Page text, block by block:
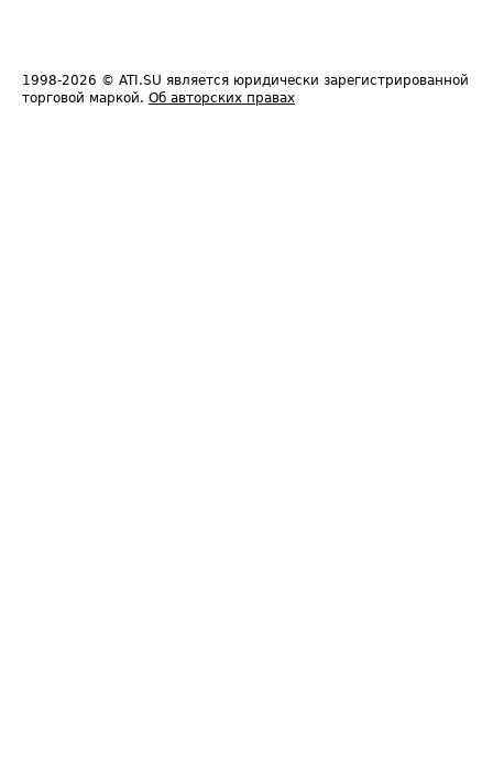
1998-2026 © ATI.SU является юридически зарегистрированной
торговой маркой. Об авторских правах